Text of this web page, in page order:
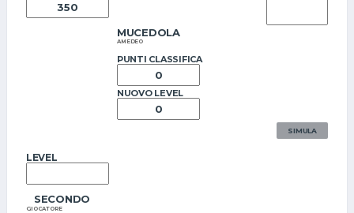
MUCEDOLA
AMEDEO
PUNTI CLASSIFICA
NUOVO LEVEL
SIMULA
LEVEL
SECONDO
GIOCATORE